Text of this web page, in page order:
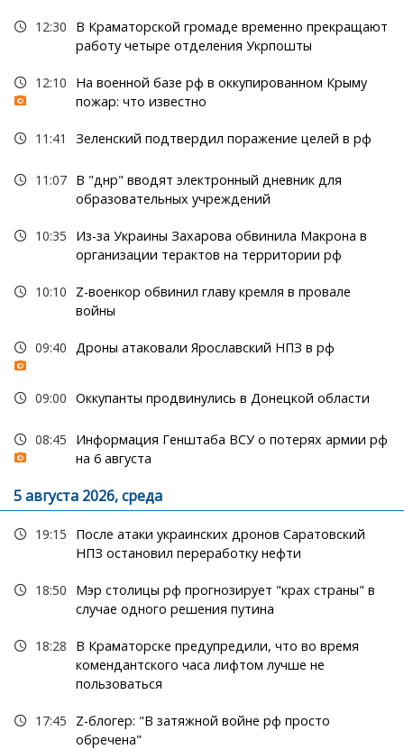
12:30
В Краматорской громаде временно прекращают
работу четыре отделения Укрпошты
12:10
На военной базе рф в оккупированном Крыму
пожар: что известно
11:41 Зеленский подтвердил поражение целей в рф
11:07 В "днр" вводят электронный дневник для
образовательных учреждений
10:35
Из-за Украины Захарова обвинила Макрона в
организации терактов на территории рф
10:10
Z-военкор обвинил главу кремля в провале
войны
09:40 Дроны атаковали Ярославский НПЗ в рф
09:00 Оккупанты продвинулись в Донецкой области
08:45
Информация Генштаба ВСУ о потерях армии рф
на 6 августа
5 августа 2026, среда
19:15
После атаки украинских дронов Саратовский
НПЗ остановил переработку нефти
18:50
Мэр столицы рф прогнозирует "крах страны" в
случае одного решения путина
18:28
В Краматорске предупредили, что во время
комендантского часа лифтом лучше не
пользоваться
17:45
Z-блогер: "В затяжной войне рф просто
обречена"